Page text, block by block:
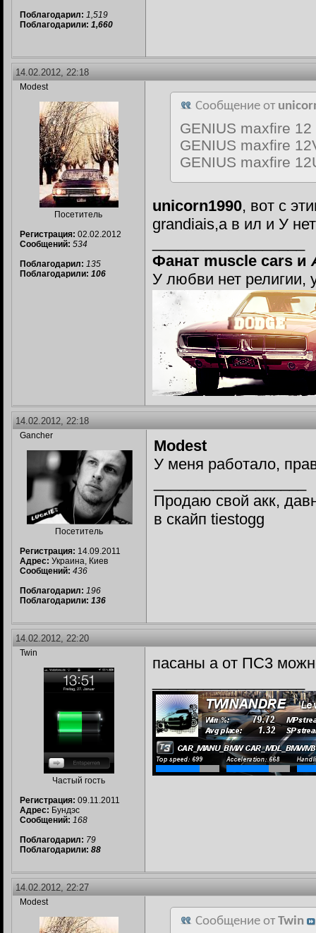
Поблагодарил: 1,519
Поблагодарили: 1,660
14.02.2012, 22:18
Modest
Посетитель
Регистрация: 02.02.2012
Сообщений: 534
Поблагодарил: 135
Поблагодарили: 106
Сообщение от
GENIUS maxfire
GENIUS maxfire
GENIUS maxfire
unicorn1990, вот с
grandiais,а в ил и У нет
Фанат muscle cars и
У любви нет религии,
14.02.2012, 22:18
Gancher
Посетитель
Регистрация: 14.09.2011
Адрес: Украина, Киев
Сообщений: 436
Поблагодарил: 196
Поблагодарили: 136
Modest
У меня работало,
Продаю свой акк,
в скайп tiestogg
14.02.2012, 22:20
Twin
Частый гость
Регистрация: 09.11.2011
Адрес: Бундэс
Сообщений: 168
Поблагодарил: 79
Поблагодарили: 88
пасаны а от ПС3
14.02.2012, 22:27
Modest
Сообщение от Twin